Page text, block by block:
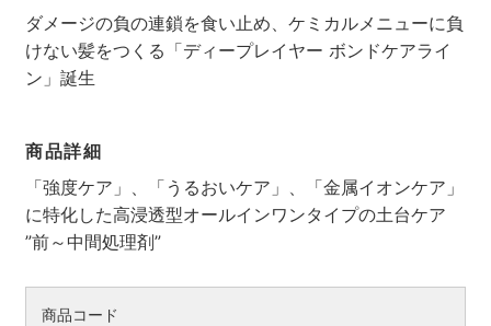
ダメージの負の連鎖を食い止め、ケミカルメニューに負
けない髪をつくる「ディープレイヤー ボンドケアライ
ン」誕生
商品詳細
「強度ケア」、「うるおいケア」、「金属イオンケア」
に特化した高浸透型オールインワンタイプの土台ケア
”前～中間処理剤”
商品コード
検索す